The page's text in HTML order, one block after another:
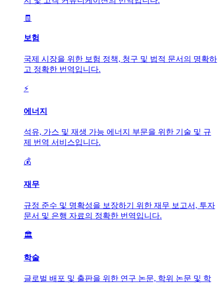
🧾
보험
국제 시장을 위한 보험 정책, 청구 및 법적 문서의 명확하
고 정확한 번역입니다.
⚡
에너지
석유, 가스 및 재생 가능 에너지 부문을 위한 기술 및 규
제 번역 서비스입니다.
💰
재무
규정 준수 및 명확성을 보장하기 위한 재무 보고서, 투자
문서 및 은행 자료의 정확한 번역입니다.
🏛️
학술
글로벌 배포 및 출판을 위한 연구 논문, 학위 논문 및 학